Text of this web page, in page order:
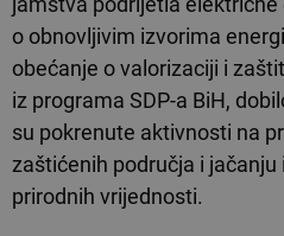
o obnovljivim izvorima
obećanje o valorizaciji i
iz programa SDP-a BiH,
su pokrenute aktivnosti na
zaštićenih područja i
prirodnih vrijednosti.